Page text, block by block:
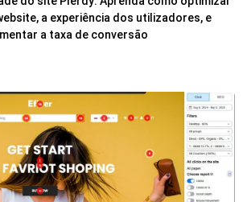
a experiência dos utilizadores, e
a taxa de conversão